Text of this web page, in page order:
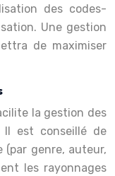
des codes-
Une gestion
de maximiser
la gestion des
Il est conseillé de
(par genre, auteur,
les rayonnages